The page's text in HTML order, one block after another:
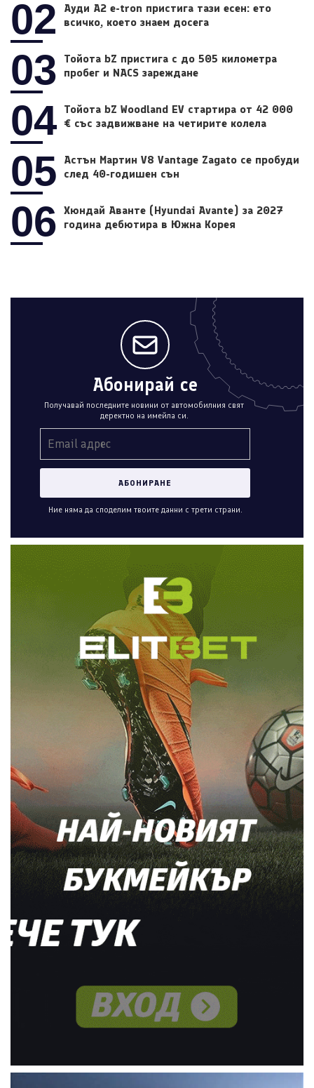
02
Ауди A2 e-tron пристига тази есен: ето
всичко, което знаем досега
03
Тойота bZ пристига с до 505 километра
пробег и NACS зареждане
04 Тойота bZ Woodland EV стартира от 42 000
€ със задвижване на четирите колела
05
Астън Мартин V8 Vantage Zagato се пробуди
след 40-годишен сън
06
Хюндай Аванте (Hyundai Avante) за 2027
година дебютира в Южна Корея
Абонирай се
Получавай последните новини от автомобилния свят
деректно на имейла си.
Ние няма да споделим твоите данни с трети страни.